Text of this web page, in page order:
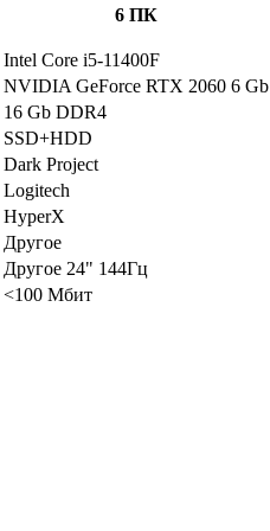
6 ПК
Intel Core i5-11400F
NVIDIA GeForce RTX 2060 6 Gb
16 Gb DDR4
SSD+HDD
Dark Project
Logitech
HyperX
Другое
Другое 24" 144Гц
<100 Мбит